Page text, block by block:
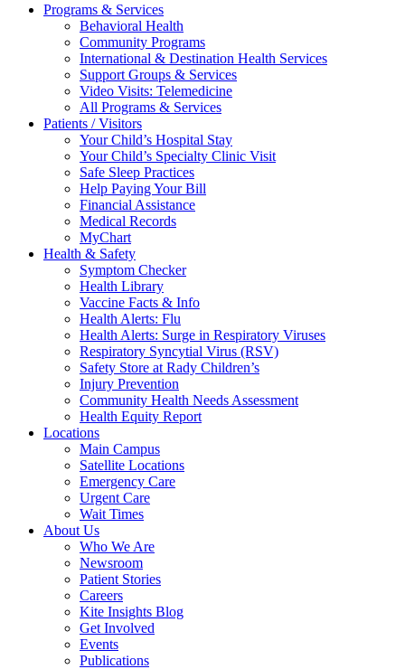
Programs & Services
Behavioral Health
Community Programs
International & Destination Health Services
Support Groups & Services
Video Visits: Telemedicine
All Programs & Services
Patients / Visitors
Your Child’s Hospital Stay
Your Child’s Specialty Clinic Visit
Safe Sleep Practices
Help Paying Your Bill
Financial Assistance
Medical Records
MyChart
Health & Safety
Symptom Checker
Health Library
Vaccine Facts & Info
Health Alerts: Flu
Health Alerts: Surge in Respiratory Viruses
Respiratory Syncytial Virus (RSV)
Safety Store at Rady Children’s
Injury Prevention
Community Health Needs Assessment
Health Equity Report
Locations
Main Campus
Satellite Locations
Emergency Care
Urgent Care
Wait Times
About Us
Who We Are
Newsroom
Patient Stories
Careers
Kite Insights Blog
Get Involved
Events
Publications